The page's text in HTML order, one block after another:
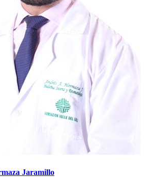
Jaramillo